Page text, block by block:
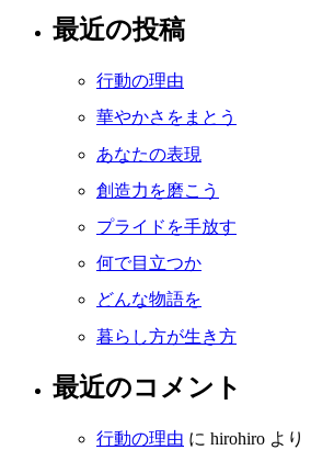
最近の投稿
行動の理由
華やかさをまとう
あなたの表現
創造力を磨こう
プライドを手放す
何で目立つか
どんな物語を
暮らし方が生き方
最近のコメント
行動の理由 に hirohiro より